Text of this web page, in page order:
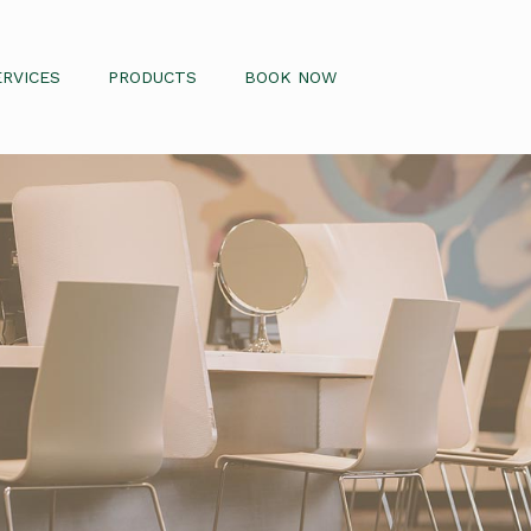
PRODUCTS BOOK NOW